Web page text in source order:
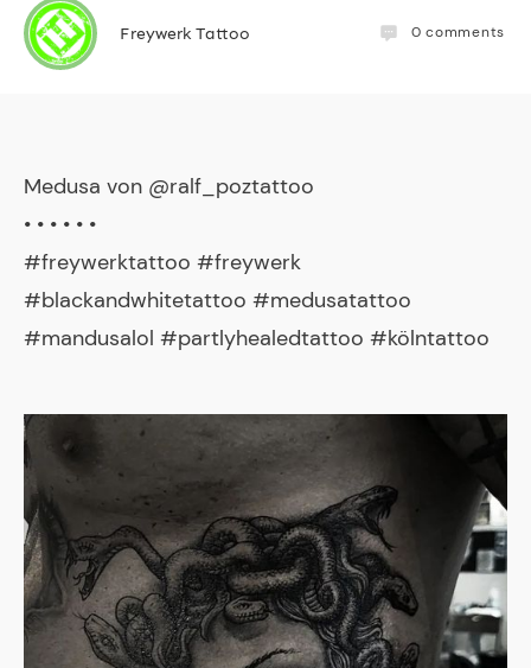
Freywerk Tattoo 0 comments
Medusa von @ralf_poztattoo
• • • • • •
#freywerktattoo #freywerk
#blackandwhitetattoo #medusatattoo
#mandusalol #partlyhealedtattoo #kölntattoo